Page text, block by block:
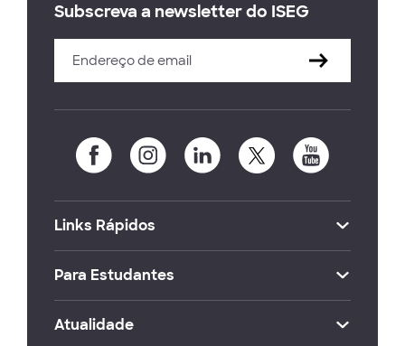
Subscreva a newsletter do ISEG
Links Rápidos
Para Estudantes
Atualidade